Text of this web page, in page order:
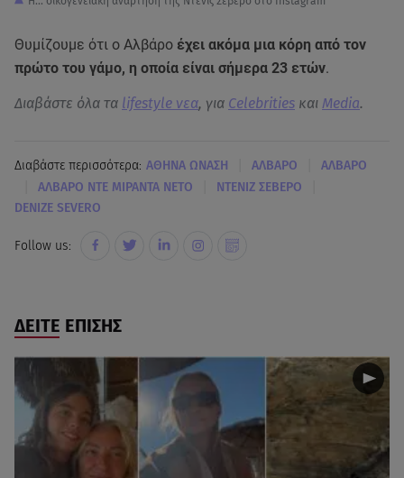
Θυμίζουμε ότι ο Αλβάρο έχει ακόμα μια κόρη από τον
πρώτο του γάμο, η οποία είναι σήμερα 23 ετών.
Διαβάστε όλα τα lifestyle νεα, για Celebrities και Media.
Διαβάστε περισσότερα: ΑΘΗΝΑ ΩΝΑΣΗ ΑΛΒΑΡΟ ΑΛΒΑΡΟ
ΑΛΒΑΡΟ ΝΤΕ ΜΙΡΑΝΤΑ ΝΕΤΟ ΝΤΕΝΙΖ ΣΕΒΕΡΟ
DENIZE SEVERO
Follow us:
ΔΕΙΤΕ ΕΠΙΣΗΣ